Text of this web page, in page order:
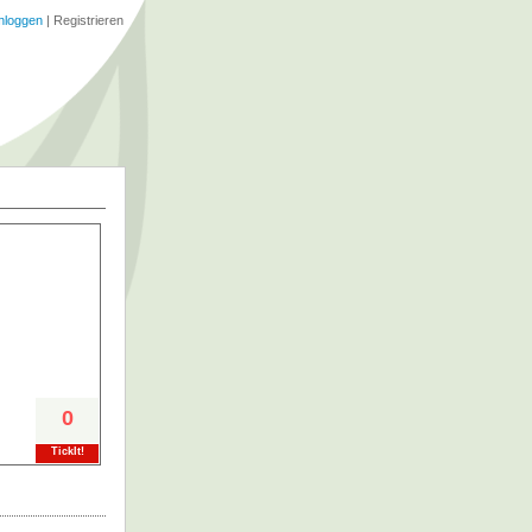
0
TickIt!
| Registrieren